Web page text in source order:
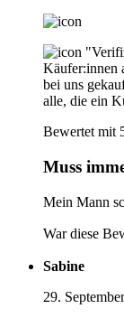
Käufer:innen
bei uns
alle, die ein
Bewertet mit
Muss
Mein Mann
War diese
Sabine
29.